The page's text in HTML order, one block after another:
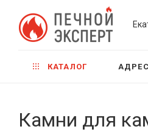
КАТАЛОГ
Камни для